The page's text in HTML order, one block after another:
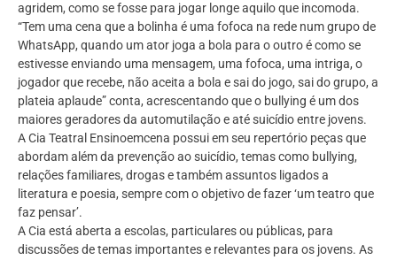
agridem, como se fosse para jogar longe aquilo que incomoda.
“Tem uma cena que a bolinha é uma fofoca na rede num grupo de
WhatsApp, quando um ator joga a bola para o outro é como se
estivesse enviando uma mensagem, uma fofoca, uma intriga, o
jogador que recebe, não aceita a bola e sai do jogo, sai do grupo, a
plateia aplaude” conta, acrescentando que o bullying é um dos
maiores geradores da automutilação e até suicídio entre jovens.
A Cia Teatral Ensinoemcena possui em seu repertório peças que
abordam além da prevenção ao suicídio, temas como bullying,
relações familiares, drogas e também assuntos ligados a
literatura e poesia, sempre com o objetivo de fazer ‘um teatro que
faz pensar’.
A Cia está aberta a escolas, particulares ou públicas, para
discussões de temas importantes e relevantes para os jovens. As